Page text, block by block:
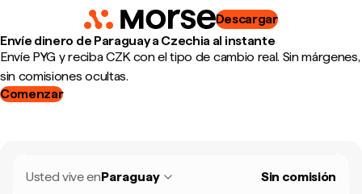
Descargar
Envíe dinero de Paraguay a Czechia al instante
Envíe PYG y reciba CZK con el tipo de cambio real. Sin márgenes,
sin comisiones ocultas.
Comenzar
Usted vive enParaguay Sin comisión